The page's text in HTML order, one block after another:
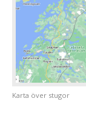
Karta över stugor